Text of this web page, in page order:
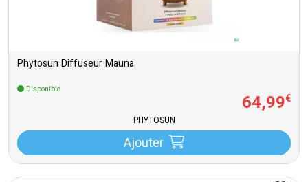
Phytosun Diffuseur Mauna
Disponible
64,99€
PHYTOSUN
Ajouter